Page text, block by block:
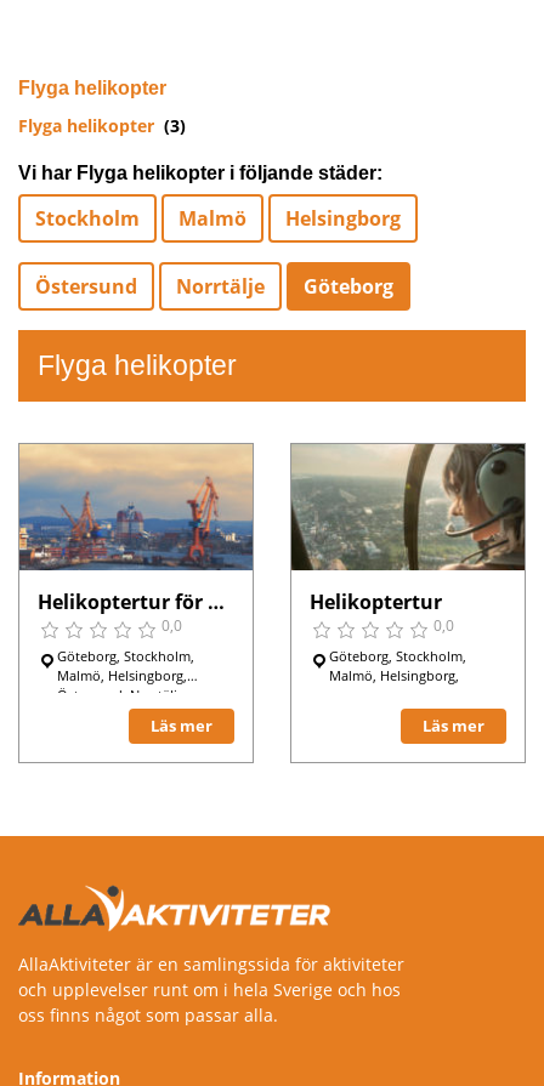
Flyga helikopter
Flyga helikopter (3)
Vi har Flyga helikopter i följande städer:
Stockholm Malmö Helsingborg
Östersund Norrtälje Göteborg
Flyga helikopter
Helikoptertur för en person
0,0
Göteborg, Stockholm,
Malmö, Helsingborg,
Östersund, Norrtälje,
Läs mer
Helikoptertur
0,0
Göteborg, Stockholm,
Malmö, Helsingborg,
Läs mer
AllaAktiviteter är en samlingssida för aktiviteter
och upplevelser runt om i hela Sverige och hos
oss finns något som passar alla.
Information